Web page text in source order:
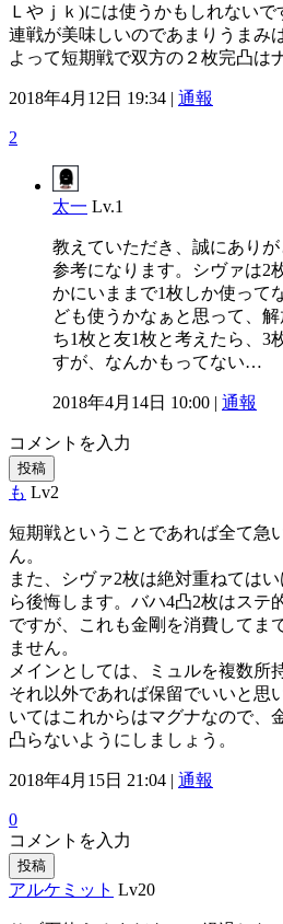
Ｌやｊｋ)には使うかもしれない
連戦が美味しいのであまりうまみ
よって短期戦で双方の２枚完凸は
2018年4月12日 19:34 | 通報
2
太一 Lv.1
教えていただき、誠にあり
参考になります。シヴァは2
かにいままで1枚しか使って
ども使うかなぁと思って、
ち1枚と友1枚と考えたら、3
すが、なんかもってない…
2018年4月14日 10:00 | 通報
コメントを入力
投稿
も Lv2
短期戦ということであれば全て急
ん。
また、シヴァ2枚は絶対重ねては
ら後悔します。バハ4凸2枚はステ
ですが、これも金剛を消費してま
ません。
メインとしては、ミュルを複数所
それ以外であれば保留でいいと思
いてはこれからはマグナなので、
凸らないようにしましょう。
2018年4月15日 21:04 | 通報
0
コメントを入力
投稿
アルケミット Lv20